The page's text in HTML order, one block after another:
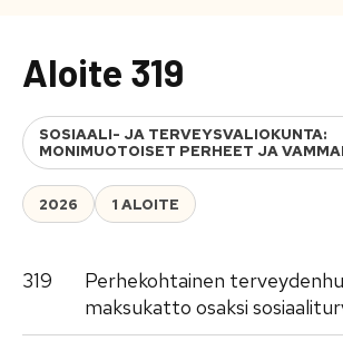
Aloite 319
SOSIAALI- JA TERVEYSVALIOKUNTA:
MONIMUOTOISET PERHEET JA
2026 1 ALOITE
319
Perhekohtainen
maksukatto osaksi